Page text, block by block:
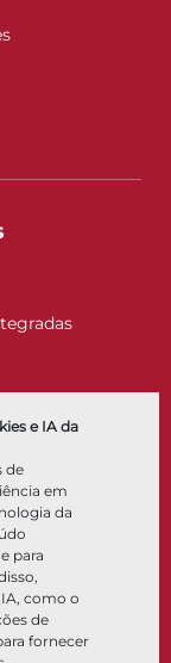
e IA da
de
em
da
para
como o
de
fornecer